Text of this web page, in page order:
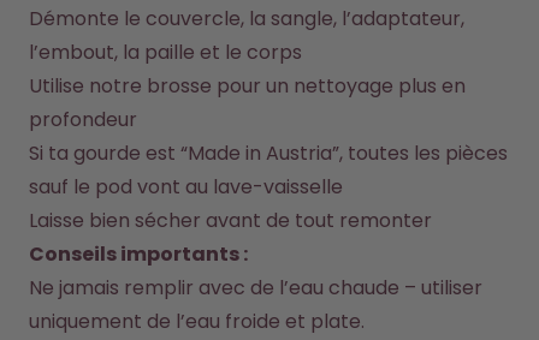
Démonte le couvercle, la sangle, l’adaptateur,
l’embout, la paille et le corps
Utilise notre brosse pour un nettoyage plus en
profondeur
Si ta gourde est “Made in Austria”, toutes les pièces
sauf le pod vont au lave-vaisselle
Laisse bien sécher avant de tout remonter
Conseils importants :
Ne jamais remplir avec de l’eau chaude – utiliser
uniquement de l’eau froide et plate.